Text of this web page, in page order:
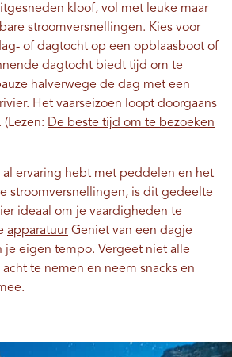
kloof, vol met leuke maar
stroomversnellingen. Kies voor
of dagtocht op een opblaasboot of
dagtocht biedt tijd om te
halverwege de dag met een
Het vaarseizoen loopt doorgaans
(Lezen: De beste tijd om te bezoeken
al ervaring hebt met peddelen en het
stroomversnellingen, is dit gedeelte
ideaal om je vaardigheden te
apparatuurGeniet van een dagje
je eigen tempo. Vergeet niet alle
te nemen en neem snacks en